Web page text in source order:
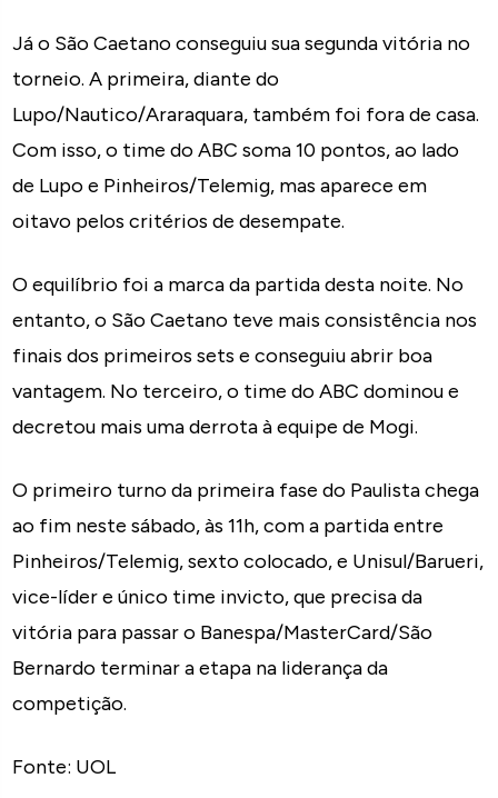
Já o São Caetano conseguiu sua segunda vitória no
torneio. A primeira, diante do
Lupo/Nautico/Araraquara, também foi fora de casa.
Com isso, o time do ABC soma 10 pontos, ao lado
de Lupo e Pinheiros/Telemig, mas aparece em
oitavo pelos critérios de desempate.
O equilíbrio foi a marca da partida desta noite. No
entanto, o São Caetano teve mais consistência nos
finais dos primeiros sets e conseguiu abrir boa
vantagem. No terceiro, o time do ABC dominou e
decretou mais uma derrota à equipe de Mogi.
O primeiro turno da primeira fase do Paulista chega
ao fim neste sábado, às 11h, com a partida entre
Pinheiros/Telemig, sexto colocado, e Unisul/Barueri,
vice-líder e único time invicto, que precisa da
vitória para passar o Banespa/MasterCard/São
Bernardo terminar a etapa na liderança da
competição.
Fonte: UOL